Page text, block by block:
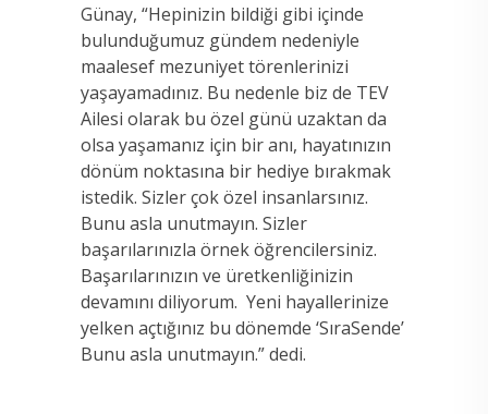
Günay, “Hepinizin bildiği gibi içinde
bulunduğumuz gündem nedeniyle
maalesef mezuniyet törenlerinizi
yaşayamadınız. Bu nedenle biz de TEV
Ailesi olarak bu özel günü uzaktan da
olsa yaşamanız için bir anı, hayatınızın
dönüm noktasına bir hediye bırakmak
istedik. Sizler çok özel insanlarsınız.
Bunu asla unutmayın. Sizler
başarılarınızla örnek öğrencilersiniz.
Başarılarınızın ve üretkenliğinizin
devamını diliyorum. Yeni hayallerinize
yelken açtığınız bu dönemde ‘SıraSende’
Bunu asla unutmayın.” dedi.